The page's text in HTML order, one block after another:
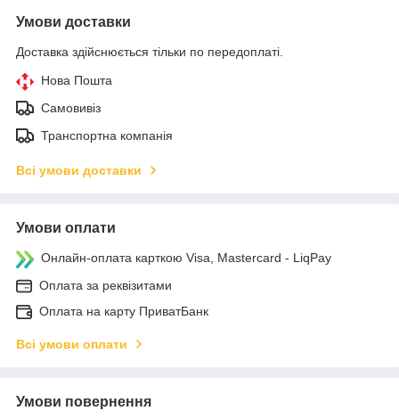
Умови доставки
Доставка здійснюється тільки по передоплаті.
Нова Пошта
Самовивіз
Транспортна компанія
Всі умови доставки
Умови оплати
Онлайн-оплата карткою Visa, Mastercard - LiqPay
Оплата за реквізитами
Оплата на карту ПриватБанк
Всі умови оплати
Умови повернення